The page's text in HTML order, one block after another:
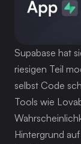
Supabase hat
riesigen Teil
selbst Code
Tools wie
Hintergrund